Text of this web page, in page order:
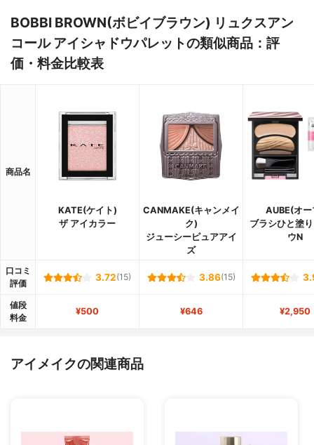
BOBBI BROWN(ボビイブラウン) リュクスアン
コール アイシャドウパレットの類似商品：評
価・料金比較表
商品名
KATE(ケイト)
ザ アイカラー
CANMAKE(キャンメイ
ク)
ジューシーピュアアイ
ズ
AUBE(オー
ブラシひと塗
ウN
口コミ
評価
3.72(15) 3.86(15)
値段
料金
¥500 ¥646 ¥2,950
アイメイクの関連商品